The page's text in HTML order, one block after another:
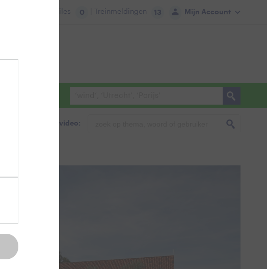
Mijn Account
Files 0 | Treinmeldingen 13
Zoeken in foto & video: